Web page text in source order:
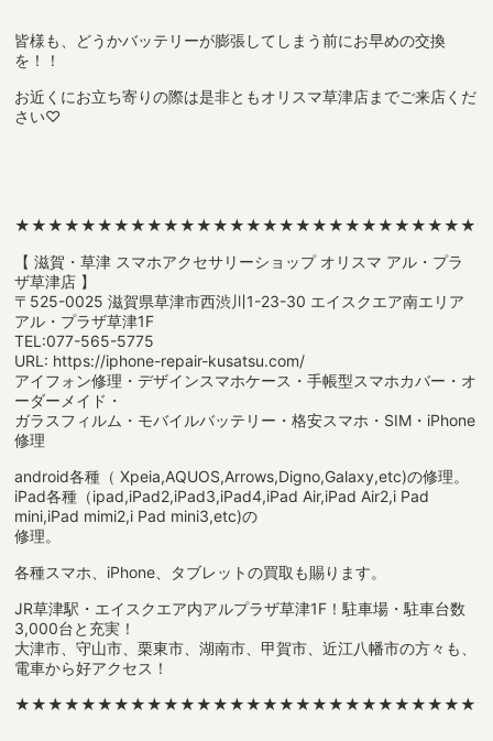
皆様も、どうかバッテリーが膨張してしまう前にお早めの交換
を！！
お近くにお立ち寄りの際は是非ともオリスマ草津店までご来店くだ
さい♡
【 滋賀・草津 スマホアクセサリーショップ オリスマ アル・プラ
ザ草津店 】
〒525-0025 滋賀県草津市西渋川1-23-30 エイスクエア南エリア
アル・プラザ草津1F
TEL:077-565-5775
URL: https://iphone-repair-kusatsu.com/
アイフォン修理・デザインスマホケース・手帳型スマホカバー・オ
ーダーメイド・
ガラスフィルム・モバイルバッテリー・格安スマホ・SIM・iPhone
修理
android各種（ Xpeia,AQUOS,Arrows,Digno,Galaxy,etc)の修理。
iPad各種（ipad,iPad2,iPad3,iPad4,iPad Air,iPad Air2,i Pad
mini,iPad mimi2,i Pad mini3,etc)の
修理。
各種スマホ、iPhone、タブレットの買取も賜ります。
JR草津駅・エイスクエア内アルプラザ草津1F！駐車場・駐車台数
3,000台と充実！
大津市、守山市、栗東市、湖南市、甲賀市、近江八幡市の方々も、
電車から好アクセス！